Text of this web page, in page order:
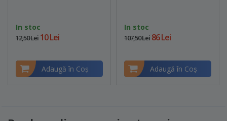
In stoc
12,50 Lei 10 Lei
Adaugă în Coş
In stoc
107,50 Lei 86 Lei
Adaugă în Coş